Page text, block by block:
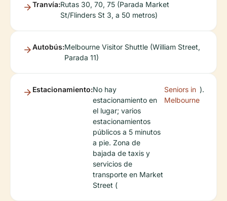
Tranvía:Rutas 30, 70, 75 (Parada Market
St/Flinders St 3, a 50 metros)
Autobús:Melbourne Visitor Shuttle (William Street,
Parada 11)
Estacionamiento:No hay
estacionamiento en
el lugar; varios
estacionamientos
públicos a 5 minutos
a pie. Zona de
bajada de taxis y
servicios de
transporte en Market
Street (
Seniors in
Melbourne
).